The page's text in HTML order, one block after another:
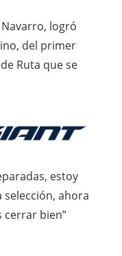
logró
del primer
Ruta que se
estoy
ahora
cerrar bien”